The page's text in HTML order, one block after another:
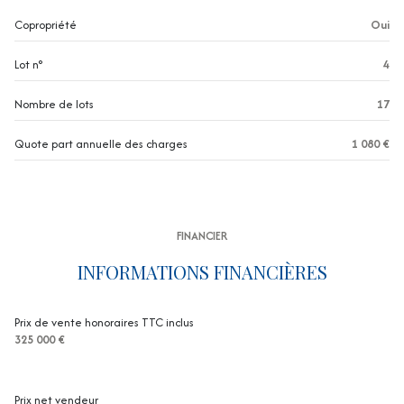
1 niveau(x)
4 étage(s)
quartier frejus plage résidence proche de la mer, Fréjus Plage
Copropriété Oui
Lot n° 4
Nombre de lots 17
Quote part annuelle des charges 1 080 €
FINANCIER
INFORMATIONS FINANCIÈRES
Prix de vente honoraires TTC inclus
325 000 €
Prix net vendeur